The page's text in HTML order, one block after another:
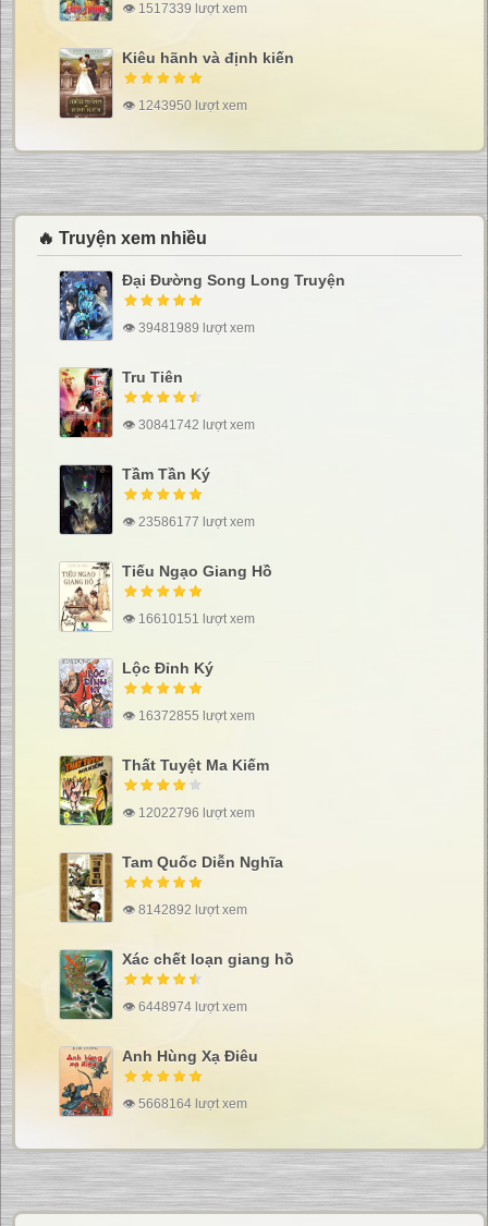
👁 1517339 lượt xem
Kiêu hãnh và định kiến
👁 1243950 lượt xem
🔥 Truyện xem nhiều
Đại Đường Song Long Truyện
👁 39481989 lượt xem
Tru Tiên
👁 30841742 lượt xem
Tầm Tần Ký
👁 23586177 lượt xem
Tiếu Ngạo Giang Hồ
👁 16610151 lượt xem
Lộc Đỉnh Ký
👁 16372855 lượt xem
Thất Tuyệt Ma Kiếm
👁 12022796 lượt xem
Tam Quốc Diễn Nghĩa
👁 8142892 lượt xem
Xác chết loạn giang hồ
👁 6448974 lượt xem
Anh Hùng Xạ Điêu
👁 5668164 lượt xem